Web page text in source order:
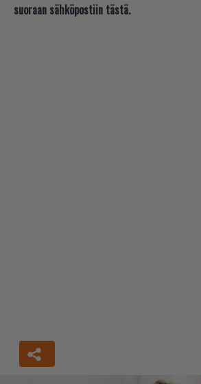
suoraan sähköpostiin tästä.